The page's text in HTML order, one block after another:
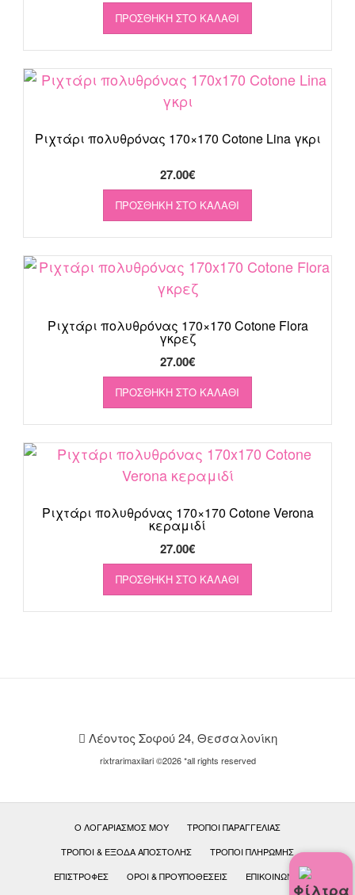
ΠΡΟΣΘΉΚΗ ΣΤΟ ΚΑΛΆΘΙ
Ριχτάρι πολυθρόνας 170×170 Cotone Lina γκρι
27.00€
ΠΡΟΣΘΉΚΗ ΣΤΟ ΚΑΛΆΘΙ
Ριχτάρι πολυθρόνας 170×170 Cotone Flora
γκρεζ
27.00€
ΠΡΟΣΘΉΚΗ ΣΤΟ ΚΑΛΆΘΙ
Ριχτάρι πολυθρόνας 170×170 Cotone Verona
κεραμιδί
27.00€
ΠΡΟΣΘΉΚΗ ΣΤΟ ΚΑΛΆΘΙ
Λέοντος Σοφού 24, Θεσσαλονίκη
rixtrarimaxilari ©2026 *all rights reserved
Ο ΛΟΓΑΡΙΑΣΜΌΣ ΜΟΥ
ΤΡΌΠΟΙ ΠΑΡΑΓΓΕΛΊΑΣ
ΤΡΌΠΟΙ & ΈΞΟΔΑ ΑΠΟΣΤΟΛΉΣ
ΤΡΌΠΟΙ ΠΛΗΡΩΜΉΣ
ΕΠΙΣΤΡΟΦΈΣ
ΟΡΟΙ & ΠΡΟΫΠΟΘΕΣΕΙΣ
ΕΠΙΚΟΙΝΩΝΊΑ
Φίλτρα